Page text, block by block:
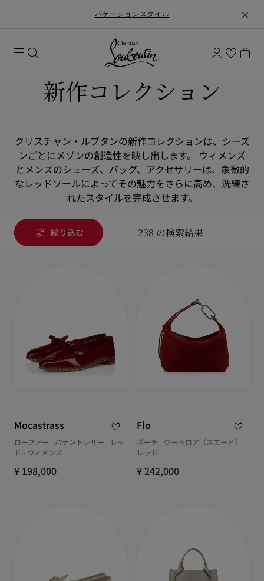
バケーションスタイル
新作コレクション
クリスチャン・ルブタンの新作コレクションは、シーズ
ンごとにメゾンの創造性を映し出します。 ウィメンズ
とメンズのシューズ、バッグ、アクセサリーは、象徴的
なレッドソールによってその魅力をさらに高め、洗練さ
れたスタイルを完成させます。
絞り込む 238 の検索結果
Mocastrass
ローファー - パテントレザー - レッ
ド - ウィメンズ
¥ 198,000
Flo
ポーチ - ヴーベロア（スエード） -
レッド
¥ 242,000